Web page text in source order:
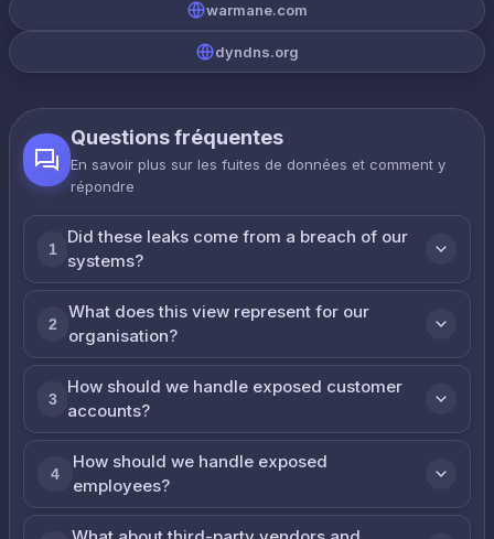
warmane.com
dyndns.org
Questions fréquentes
En savoir plus sur les fuites de données et comment y
répondre
1
Did these leaks come from a breach of our
systems?
2
What does this view represent for our
organisation?
3
How should we handle exposed customer
accounts?
4
How should we handle exposed
employees?